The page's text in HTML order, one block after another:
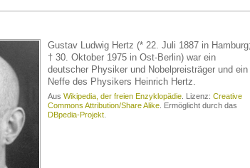
Gustav Ludwig Hertz (* 22. Juli 1887 in
† 30. Oktober 1975 in Ost-Berlin) war ein
deutscher Physiker und Nobelpreisträger und ein
Neffe des Physikers Heinrich Hertz.
Aus Wikipedia, der freien Enzyklopädie . Lizenz: Creative
Commons Attribution/Share Alike . Ermöglicht durch das
DBpedia-Projekt